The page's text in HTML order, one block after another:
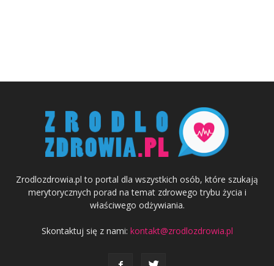
Zrodlozdrowia.pl to portal dla wszystkich osób, które szukają
merytorycznych porad na temat zdrowego trybu życia i
właściwego odżywiania.
Skontaktuj się z nami: kontakt@zrodlozdrowia.pl